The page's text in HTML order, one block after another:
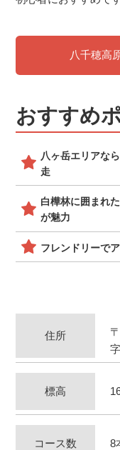
八千穂高
おすすめ
八ヶ岳エリアな
走
白樺林に囲まれ
が魅力
フレンドリーで
住所
標高
コース数 8